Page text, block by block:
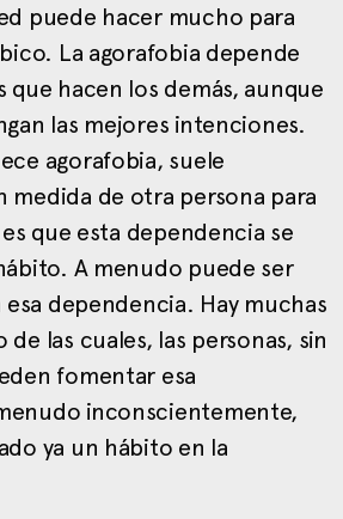
puede hacer mucho para
La agorafobia depende
que hacen los demás, aunque
las mejores intenciones.
agorafobia, suele
medida de otra persona para
que esta dependencia se
A menudo puede ser
dependencia. Hay muchas
las cuales, las personas, sin
fomentar esa
inconscientemente,
ya un hábito en la